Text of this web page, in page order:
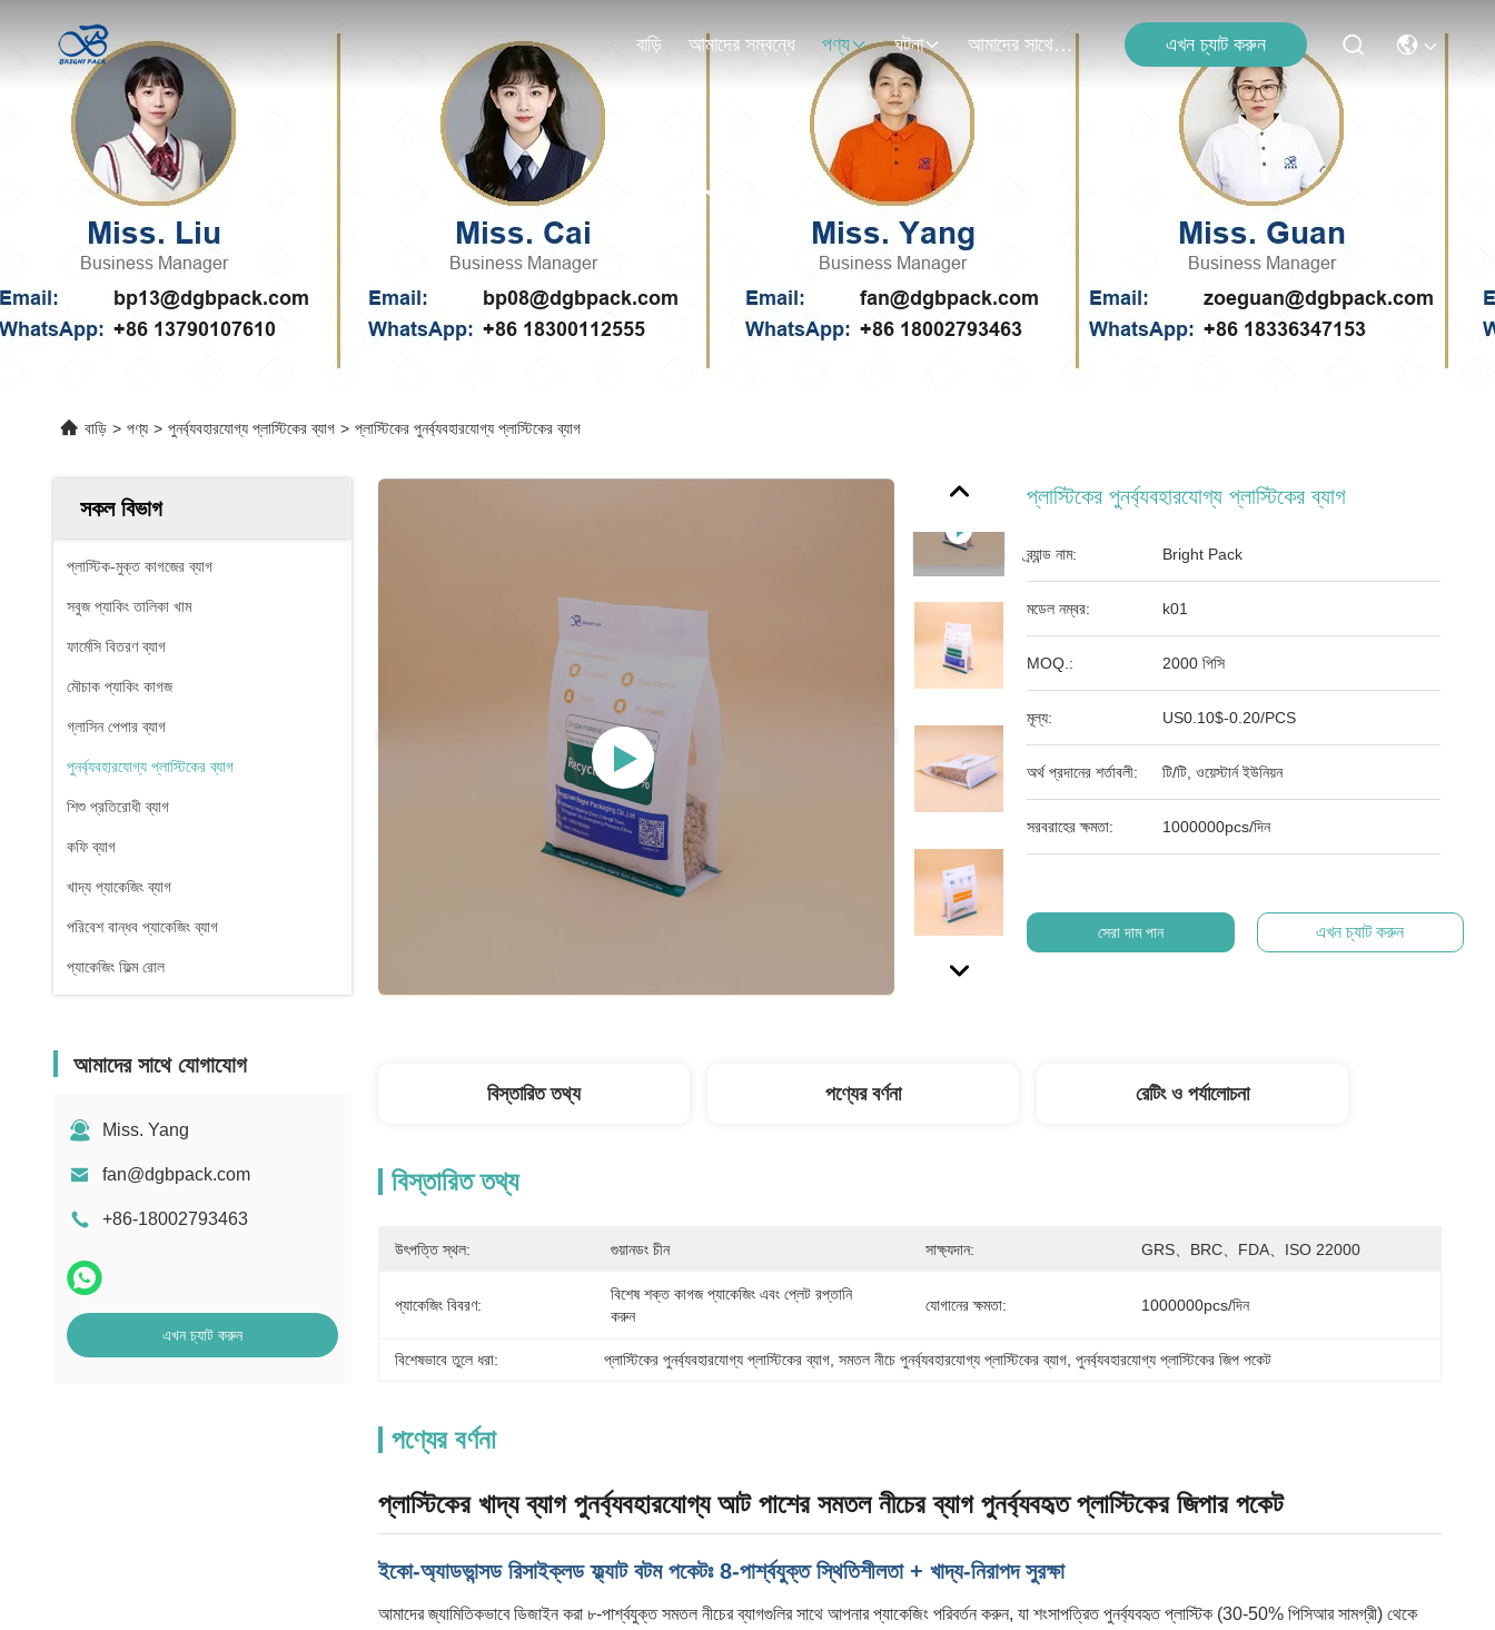
বাড়ি আমাদের সম্বন্ধে পণ্য ঘটনা আমাদের সাথে যোগাযোগ এখন চ্যাট করুন
পণ্যের বিবরণ
বাড়ি > পণ্য > পুনর্ব্যবহারযোগ্য প্লাস্টিকের ব্যাগ > প্লাস্টিকের পুনর্ব্যবহারযোগ্য প্লাস্টিকের ব্যাগ
সকল বিভাগ
প্লাস্টিক-মুক্ত কাগজের ব্যাগ
সবুজ প্যাকিং তালিকা খাম
ফার্মেসি বিতরণ ব্যাগ
মৌচাক প্যাকিং কাগজ
গ্লাসিন পেপার ব্যাগ
পুনর্ব্যবহারযোগ্য প্লাস্টিকের ব্যাগ
শিশু প্রতিরোধী ব্যাগ
কফি ব্যাগ
খাদ্য প্যাকেজিং ব্যাগ
পরিবেশ বান্ধব প্যাকেজিং ব্যাগ
প্যাকেজিং ফিল্ম রোল
আমাদের সাথে যোগাযোগ
Miss. Yang
fan@dgbpack.com
+86-18002793463
এখন চ্যাট করুন
প্লাস্টিকের পুনর্ব্যবহারযোগ্য প্লাস্টিকের ব্যাগ
ব্র্যান্ড নাম: Bright Pack
মডেল নম্বর: k01
MOQ.: 2000 পিসি
মূল্য: US0.10$-0.20/PCS
অর্থ প্রদানের শর্তাবলী: টি/টি, ওয়েস্টার্ন ইউনিয়ন
সরবরাহের ক্ষমতা: 1000000pcs/দিন
সেরা দাম পান এখন চ্যাট করুন
বিস্তারিত তথ্য পণ্যের বর্ণনা রেটিং ও পর্যালোচনা
বিস্তারিত তথ্য
উৎপত্তি স্থল: গুয়ানডং চীন সাক্ষ্যদান: GRS、BRC、FDA、ISO 22000
প্যাকেজিং বিবরণ:
বিশেষ শক্ত কাগজ প্যাকেজিং এবং প্লেট রপ্তানি
করুন
যোগানের ক্ষমতা: 1000000pcs/দিন
বিশেষভাবে তুলে ধরা: প্লাস্টিকের পুনর্ব্যবহারযোগ্য প্লাস্টিকের ব্যাগ , সমতল নীচে পুনর্ব্যবহারযোগ্য প্লাস্টিকের ব্যাগ , পুনর্ব্যবহারযোগ্য প্লাস্টিকের জিপ পকেট
পণ্যের বর্ণনা
প্লাস্টিকের খাদ্য ব্যাগ পুনর্ব্যবহারযোগ্য আট পাশের সমতল নীচের ব্যাগ পুনর্ব্যবহৃত প্লাস্টিকের জিপার পকেট
ইকো-অ্যাডভান্সড রিসাইক্লড ফ্ল্যাট বটম পকেটঃ 8-পার্শ্বযুক্ত স্থিতিশীলতা + খাদ্য-নিরাপদ সুরক্ষা
আমাদের জ্যামিতিকভাবে ডিজাইন করা ৮-পার্শ্বযুক্ত সমতল নীচের ব্যাগগুলির সাথে আপনার প্যাকেজিং পরিবর্তন করুন, যা শংসাপত্রিত পুনর্ব্যবহৃত প্লাস্টিক (30-50% পিসিআর সামগ্রী) থেকে